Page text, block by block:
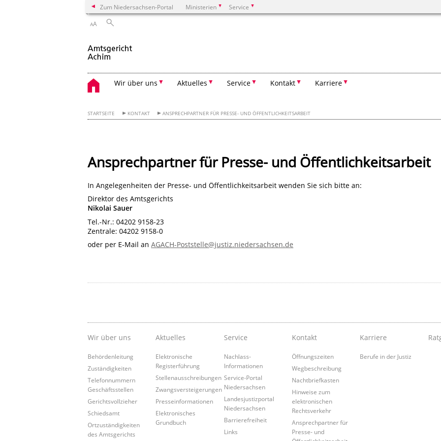
Zum Niedersachsen-Portal Ministerien Service
AA
Wir über uns Aktuelles Service Kontakt Karriere
STARTSEITE KONTAKT ANSPRECHPARTNER FÜR PRESSE- UND ÖFFENTLICHKEITSARBEIT
Ansprechpartner für Presse- und Öffentlichkeitsarbeit
In Angelegenheiten der Presse- und Öffentlichkeitsarbeit wenden Sie sich bitte an:
Direktor des Amtsgerichts
Nikolai Sauer
Tel.-Nr.: 04202 9158-23
Zentrale: 04202 9158-0
oder per E-Mail an AGACH-Poststelle@justiz.niedersachsen.de
Wir über uns
Behördenleitung
Zuständigkeiten
Telefonnummern
Geschäftsstellen
Gerichtsvollzieher
Schiedsamt
Ortzuständigkeiten
des Amtsgerichts
Aktuelles
Elektronische
Registerführung
Stellenausschreibungen
Zwangsversteigerungen
Presseinformationen
Elektronisches
Grundbuch
Service
Nachlass-
Informationen
Service-Portal
Niedersachsen
Landesjustizportal
Niedersachsen
Barrierefreiheit
Links
Kontakt
Öffnungszeiten
Wegbeschreibung
Nachtbriefkasten
Hinweise zum
elektronischen
Rechtsverkehr
Ansprechpartner für
Presse- und
Karriere
Berufe in der Justiz